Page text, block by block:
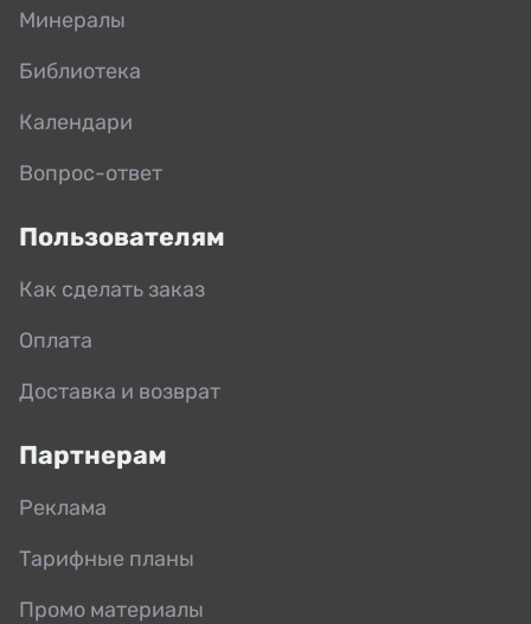
Минералы
Библиотека
Календари
Вопрос-ответ
Пользователям
Как сделать заказ
Оплата
Доставка и возврат
Партнерам
Реклама
Тарифные планы
Промо материалы